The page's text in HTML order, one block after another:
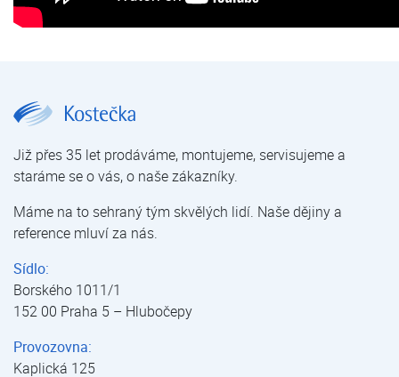
Již přes 35 let prodáváme, montujeme, servisujeme a
staráme se o vás, o naše zákazníky.
Máme na to sehraný tým skvělých lidí. Naše dějiny a
reference mluví za nás.
Sídlo:
Borského 1011/1
152 00 Praha 5 – Hlubočepy
Provozovna:
Kaplická 125